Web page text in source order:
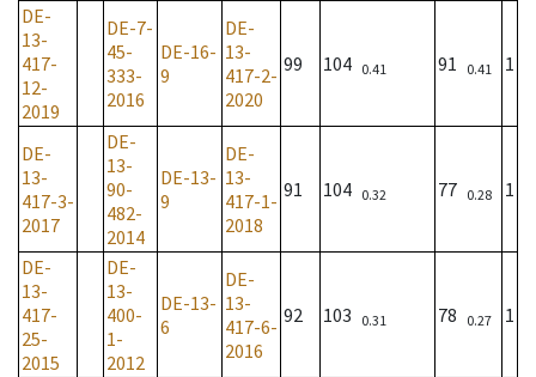
DE-
13-
417-
12-
2019
DE-7-
45-
333-
2016
DE-16-
9
DE-
13-
417-2-
2020
99 104 0.41 91 0.41 1
DE-
13-
417-3-
2017
DE-
13-
90-
482-
2014
DE-13-
9
DE-
13-
417-1-
2018
91 104 0.32 77 0.28 1
DE-
13-
417-
25-
2015
DE-
13-
400-
1-
2012
DE-13-
6
DE-
13-
417-6-
2016
92 103 0.31 78 0.27 1